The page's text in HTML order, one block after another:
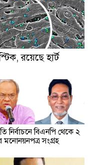
রয়েছে হার্ট
নির্বাচনে বিএনপি থেকে ২
মনোনয়নপত্র সংগ্রহ